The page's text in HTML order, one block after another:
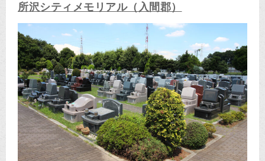
所沢シティメモリアル（入間郡）